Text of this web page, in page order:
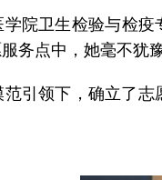
卫生检验与检疫
务点中，她毫不犹
领下，确立了志